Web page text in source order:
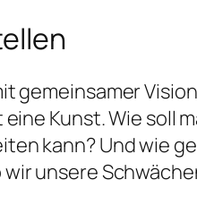
gemeinsamer
Kunst. Wie soll
kann? Und wie
wir unsere